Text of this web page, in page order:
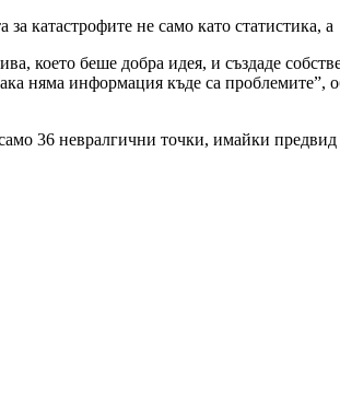
катастрофите не само като
което беше добра идея, и създаде
няма информация къде са проблемите”,
36 невралгични точки, имайки